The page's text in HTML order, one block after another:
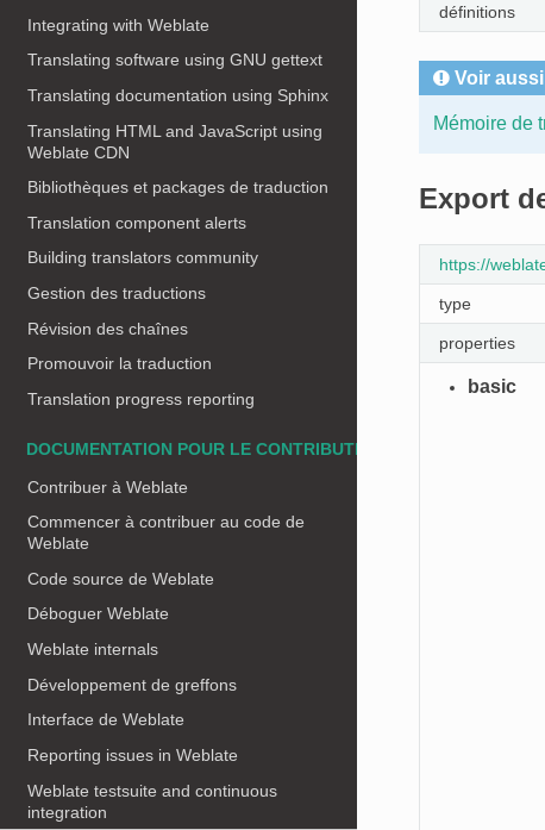
Integrating with Weblate
Translating software using GNU gettext
Translating documentation using Sphinx
Translating HTML and JavaScript using
Weblate CDN
Bibliothèques et packages de traduction
Translation component alerts
Building translators community
Gestion des traductions
Révision des chaînes
Promouvoir la traduction
Translation progress reporting
DOCUMENTATION POUR LE CONTRIBUTEUR
Contribuer à Weblate
Commencer à contribuer au code de
Weblate
Code source de Weblate
Déboguer Weblate
Weblate internals
Développement de greffons
Interface de Weblate
Reporting issues in Weblate
Weblate testsuite and continuous
integration
définitions
Voir aussi
Mémoire de
Export
https://
type
properties
basic